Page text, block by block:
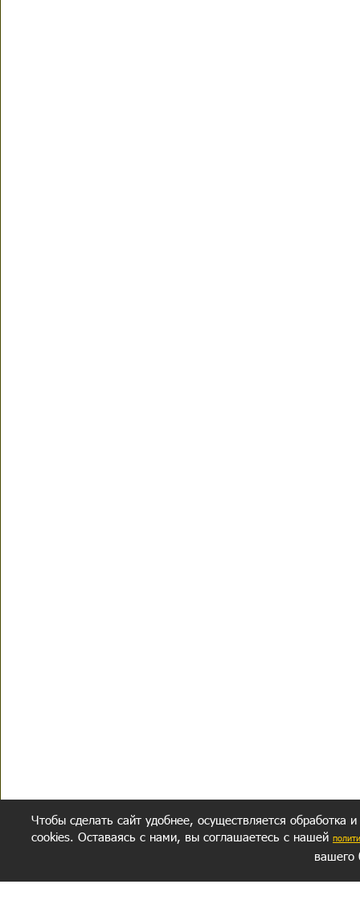
Чтобы сделать сайт удобнее, осуществляется обработка
cookies. Оставаясь с нами, вы соглашаетесь с нашей
вашего